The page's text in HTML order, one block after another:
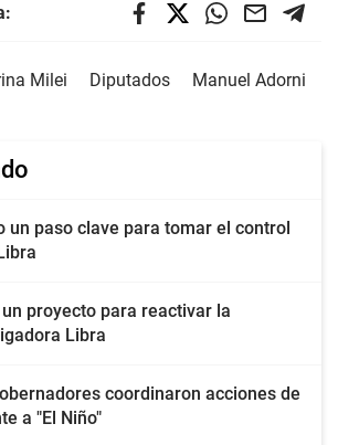
Milei Diputados Manuel Adorni
un paso clave para tomar el control
proyecto para reactivar la
Libra
coordinaron acciones de
a "El Niño"